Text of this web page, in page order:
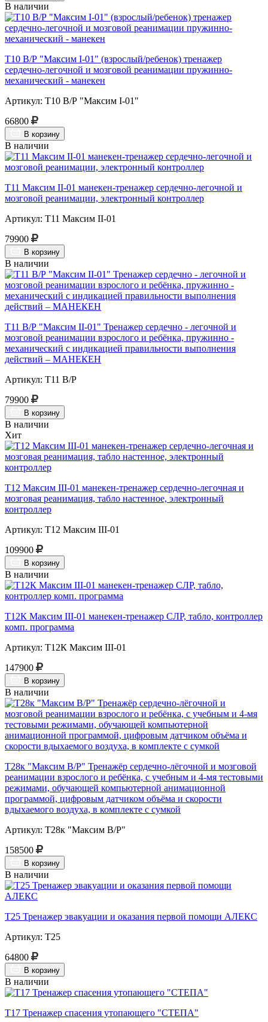
В наличии
Т10 В/Р "Максим I-01" (взрослый/ребенок) тренажер
сердечно-легочной и мозговой реанимации пружинно-
механический - манекен
Артикул: Т10 В/Р "Максим I-01"
66800
В корзину
В наличии
Т11 Максим II-01 манекен-тренажер сердечно-легочной и
мозговой реанимации, электронный контроллер
Артикул: Т11 Максим II-01
79900
В корзину
В наличии
Т11 В/Р "Максим II-01" Тренажер сердечно - легочной и
мозговой реанимации взрослого и ребёнка, пружинно -
механический с индикацией правильности выполнения
действий – МАНЕКЕН
Артикул: Т11 В/Р
79900
В корзину
В наличии
Хит
Т12 Максим III-01 манекен-тренажер сердечно-легочная и
мозговая реанимация, табло настенное, электронный
контроллер
Артикул: Т12 Максим III-01
109900
В корзину
В наличии
Т12К Максим III-01 манекен-тренажер СЛР, табло, контроллер
комп. программа
Артикул: Т12К Максим III-01
147900
В корзину
В наличии
Т28к "Максим В/Р" Тренажёр сердечно-лёгочной и мозговой
реанимации взрослого и ребёнка, с учебным и 4-мя тестовыми
режимами, обучающей компьютерной анимационной
программой, цифровым датчиком объёма и скорости
вдыхаемого воздуха, в комплекте с сумкой
Артикул: Т28к "Максим В/Р"
158500
В корзину
В наличии
Т25 Тренажер эвакуации и оказания первой помощи АЛЕКС
Артикул: Т25
64800
В корзину
В наличии
Т17 Тренажер спасения утопающего "СТЕПА"